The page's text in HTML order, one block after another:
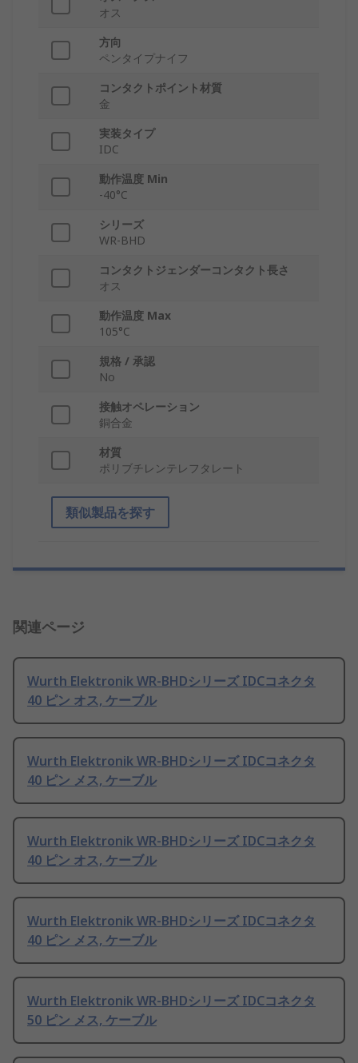
オス
方向
ペンタイプナイフ
コンタクトポイント材質
金
実装タイプ
IDC
動作温度 Min
-40°C
シリーズ
WR-BHD
コンタクトジェンダーコンタクト長さ
オス
動作温度 Max
105°C
規格 / 承認
No
接触オペレーション
銅合金
材質
ポリブチレンテレフタレート
類似製品を探す
関連ページ
Wurth Elektronik WR-BHDシリーズ IDCコネクタ
40 ピン オス, ケーブル
Wurth Elektronik WR-BHDシリーズ IDCコネクタ
40 ピン メス, ケーブル
Wurth Elektronik WR-BHDシリーズ IDCコネクタ
40 ピン オス, ケーブル
Wurth Elektronik WR-BHDシリーズ IDCコネクタ
40 ピン メス, ケーブル
Wurth Elektronik WR-BHDシリーズ IDCコネクタ
50 ピン メス, ケーブル